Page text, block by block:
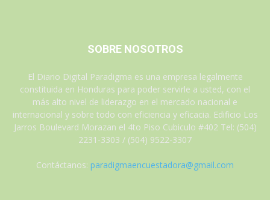
SOBRE NOSOTROS
El Diario Digital Paradigma es una empresa legalmente
constituida en Honduras para poder servirle a usted, con el
más alto nivel de liderazgo en el mercado nacional e
internacional y sobre todo con eficiencia y eficacia. Edificio Los
Jarros Boulevard Morazan el 4to Piso Cubiculo #402 Tel: (504)
2231-3303 / (504) 9522-3307
Contáctanos: paradigmaencuestadora@gmail.com